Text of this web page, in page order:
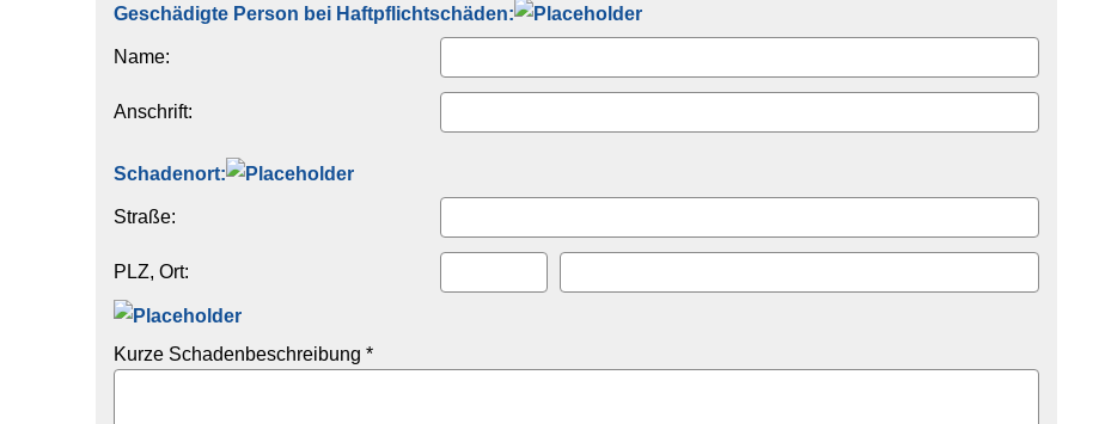
Geschädigte Person bei Haft­pflichtschäden:
Name:
Anschrift:
Schadenort:
Straße:
PLZ, Ort:
Kurze Schadenbeschreibung *